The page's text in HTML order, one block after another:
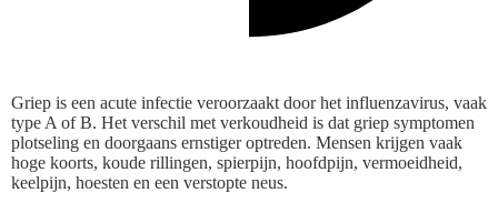
Griep is een acute infectie veroorzaakt door het influenzavirus, vaak
type A of B. Het verschil met verkoudheid is dat griep symptomen
plotseling en doorgaans ernstiger optreden. Mensen krijgen vaak
hoge koorts, koude rillingen, spierpijn, hoofdpijn, vermoeidheid,
keelpijn, hoesten en een verstopte neus.